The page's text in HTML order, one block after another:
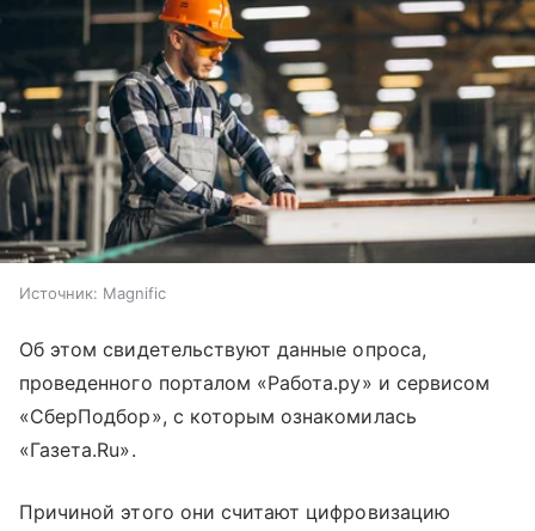
Источник: Magnific
Об этом свидетельствуют данные опроса,
проведенного порталом «Работа.ру» и сервисом
«СберПодбор», с которым ознакомилась
«Газета.Ru».
Причиной этого они считают цифровизацию